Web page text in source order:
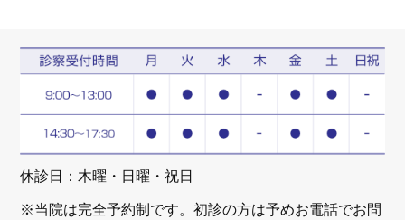
休診日：木曜・日曜・祝日
※当院は完全予約制です。初診の方は予めお電話でお問